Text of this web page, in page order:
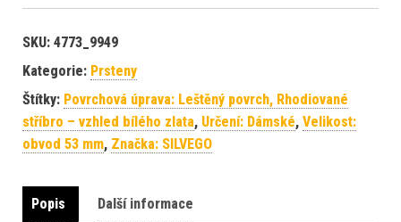
SKU: 4773_9949
Kategorie: Prsteny
Štítky: Povrchová úprava: Leštěný povrch, Rhodiované
stříbro – vzhled bílého zlata, Určení: Dámské, Velikost:
obvod 53 mm, Značka: SILVEGO
Popis Další informace